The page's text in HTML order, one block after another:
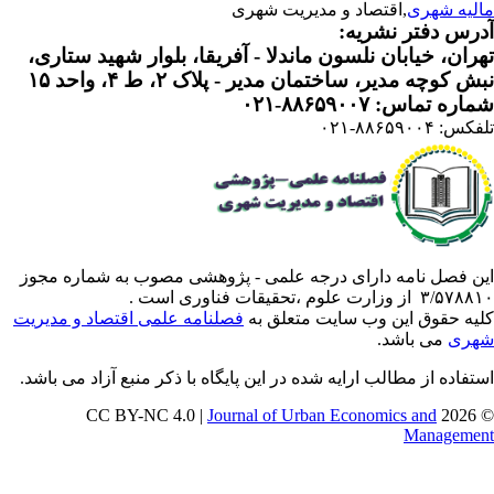
شهری ,اقتصاد و مدیریت شهری
دفتر نشریه:
خیابان نلسون ماندلا - آفریقا، بلوار شهید ستاری،
کوچه مدیر، ساختمان مدیر - پلاک ۲، ط ۴، واحد ۱۵
تماس: ۸۸۶۵۹۰۰۷-۰۲۱
۸۸۶۵۹۰۰۴-۰۲۱
فصل نامه دارای درجه علمی - پژوهشی مصوب به شماره مجوز
وزارت علوم ،تحقیقات فناوری است .
حقوق این وب سایت متعلق بهفصلنامه علمی اقتصاد و مدیریت
می باشد.
از مطالب ارایه شده در این پایگاه با ذکر منبع آزاد می باشد.
©
Journal of Urban Economics and